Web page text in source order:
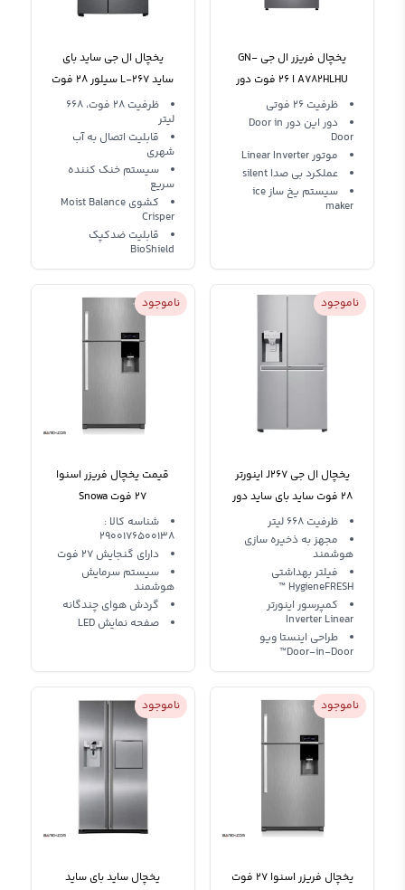
یخچال فریزر ال جی GN-
A782HLHU ا ۲۶ فوت دور
این دورظرفیت 26 فوتی
دور این دور Door in
Door
موتور Linear Inverter
عملکرد بی صدا silent
سیستم یخ ساز ice
maker
یخچال ال جی ساید بای
ساید L-267 سیلور 28 فوت
یخساز بدون برفک
ظرفیت 28 فوت، 668
لیتر
قابلیت اتصال به آب
شهری
سیستم خنک کننده
سریع
کشوی Moist Balance
Crisper
قابلیت ضدکپک
BioShield
ناموجود
یخچال ال جی J267 اینورتر
28 فوت ساید بای ساید دور
این دور سه درب
ظرفیت 668 لیتر
مجهز به ذخیره سازی
هوشمند
فیلتر بهداشتی
HygieneFRESH ™
کمپرسور اینورتر
Inverter Linear
طراحی اینستا ویو
Door-in-Door™
ناموجود
قیمت یخچال فریزر اسنوا
27 فوت Snowa
Refrigerator S3-0271TI
شناسه کالا :
2900176500138
دارای گنجایش 27 فوت
سیستم سرمایش
هوشمند
گردش هوای چندگانه
صفحه نمایش LED
ناموجود
یخچال فریزر اسنوا 27 فوت
ناموجود
یخچال ساید بای ساید